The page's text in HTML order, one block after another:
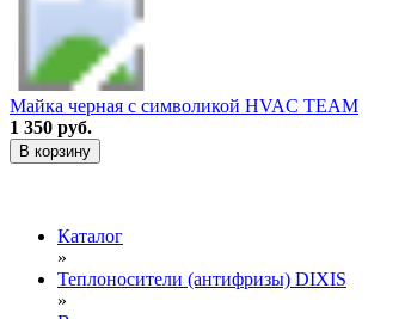
Майка черная с символикой HVAC TEAM
1 350 руб.
В корзину
Каталог
»
Теплоносители (антифризы) DIXIS
»